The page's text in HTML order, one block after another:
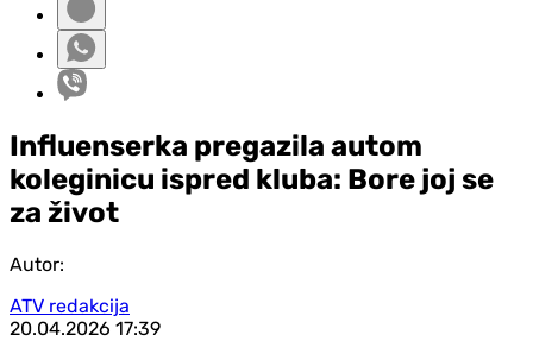
Influenserka pregazila autom
koleginicu ispred kluba: Bore joj se
za život
Autor:
ATV redakcija
20.04.2026 17:39